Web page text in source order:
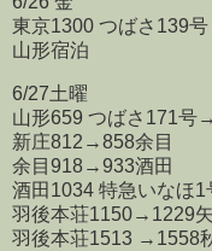
東京1300 つばさ139
山形宿泊
6/27土曜
山形659 つばさ171号
新庄812→858余目
余目918→933酒田
酒田1034 特急いなほ
羽後本荘1150→1229
羽後本荘1513 →1558